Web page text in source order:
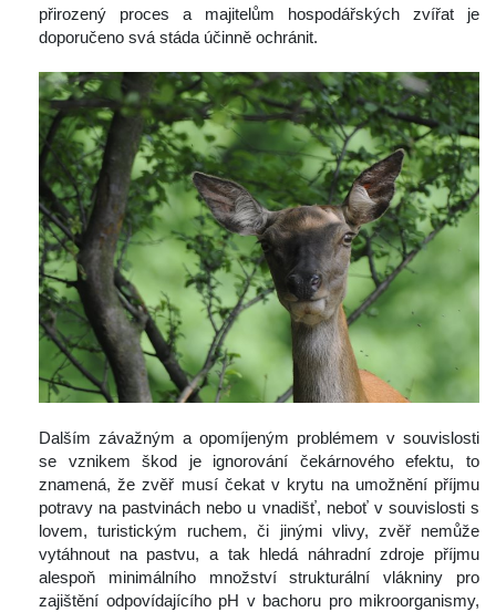
přirozený proces a majitelům hospodářských zvířat je
doporučeno svá stáda účinně ochránit.
Dalším závažným a opomíjeným problémem v souvislosti
e vznikem škod je ignorování čekárnového efektu, to
znamená, že zvěř musí čekat v krytu na umožnění příjmu
potravy na pastvinách nebo u vnadišť, neboť v souvislosti s
lovem, turistickým ruchem, či jinými vlivy, zvěř nemůže
vytáhnout na pastvu, a tak hledá náhradní zdroje příjmu
alespoň minimálního množství strukturální vlákniny pro
zajištění odpovídajícího pH v bachoru pro mikroorganismy,